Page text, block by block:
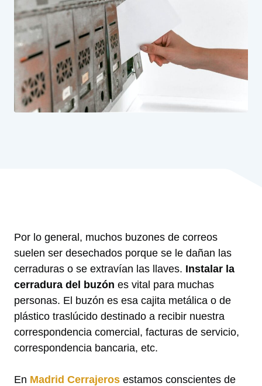
Por lo general, muchos buzones de correos
suelen ser desechados porque se le dañan las
cerraduras o se extravían las llaves. Instalar la
cerradura del buzón es vital para muchas
personas. El buzón es esa cajita metálica o de
plástico traslúcido destinado a recibir nuestra
correspondencia comercial, facturas de servicio,
correspondencia bancaria, etc.
En Madrid Cerrajeros estamos conscientes de